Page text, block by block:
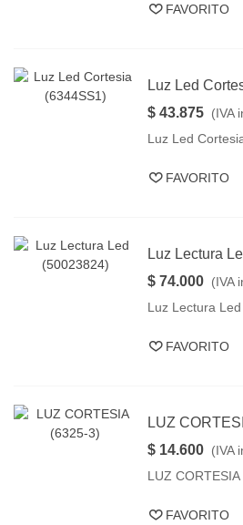
FAVORITO
Luz Led
$ 43.875 (IVA
Luz Led
FAVORITO
Luz Lectura
$ 74.000 (IVA
Luz Lectura
FAVORITO
LUZ
$ 14.600 (IVA
LUZ
FAVORITO